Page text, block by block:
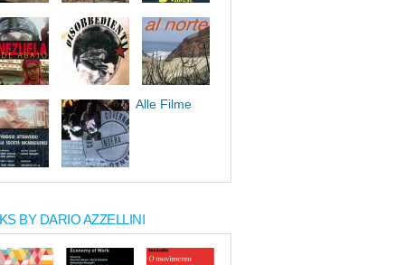
Alle Filme
BY DARIO AZZELLINI